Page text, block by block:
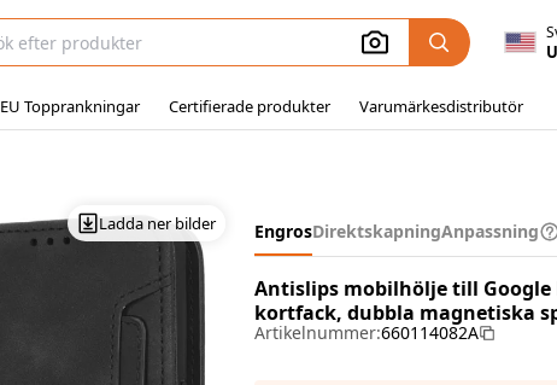
EU Topprankningar Certifierade produkter Varumärkesdistributör
Ladda ner bilder EngrosDirektskapningAnpassning
Antislips mobilhölje till Google
kortfack, dubbla magnetiska
Artikelnummer:660114082A